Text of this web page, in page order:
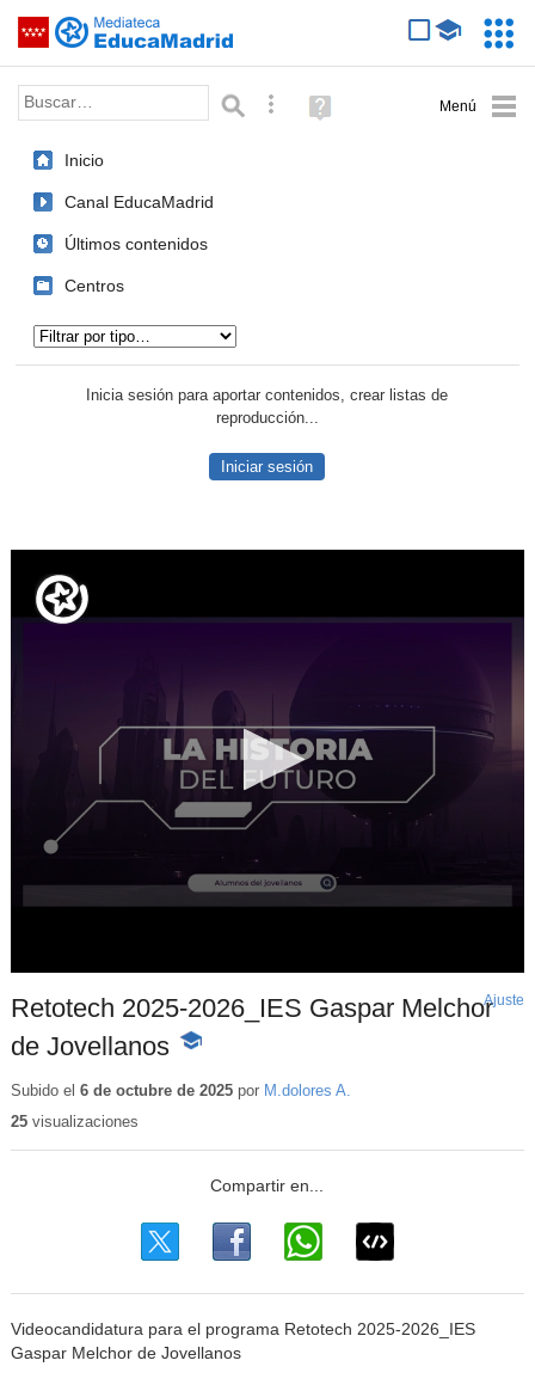
Saltar navegación
Palabra o frase: Búsqueda avanzada
Ayuda
(en
Inicio
Canal EducaMadrid
Últimos contenidos
Centros
Inicia sesión para aportar contenidos, crear listas de
reproducción...
Iniciar sesión
Retotech 2025-2026_IES Gaspar Melchor
de Jovellanos -
educativo
Ajuste
Subido el 6 de octubre de 2025por M.dolores A.
25visualizaciones
Videocandidatura para el programa Retotech 2025-2026_IES
Gaspar Melchor de Jovellanos